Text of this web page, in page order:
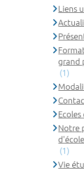
Liens
grand
(1)
Notre
d'école
(1)
Vie